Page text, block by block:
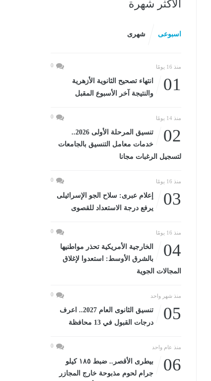
الأكثر شهرة
اسبوعى شهرى
منذ 16 يومًا 0
01
انتهاء تصحيح الثانوية الأزهرية
والنتيجة آخر الأسبوع المقبل
منذ 14 يومًا 0
02
تنسيق المرحلة الأولى 2026..
خدمات معامل التنسيق بالجامعات
لتسجيل الرغبات مجانا
منذ 16 يومًا 0
03
إعلام عبرى: سلاح الجو الإسرائيلى
يرفع درجة الاستعداد للقصوى
منذ 16 يومًا 0
04
الخارجية الأمريكية تحذر مواطنيها
بالشرق الأوسط: استعدوا لإغلاق
المجالات الجوية
منذ شهر واحد 0
05
تنسيق الثانوى العام 2027.. اعرف
درجات القبول في 13 محافظة
منذ عام واحد 0
06
بيطرى الأقصر.. ضبط ١٨٥ كيلو
جرام لحوم مذبوحة خارج المجازر